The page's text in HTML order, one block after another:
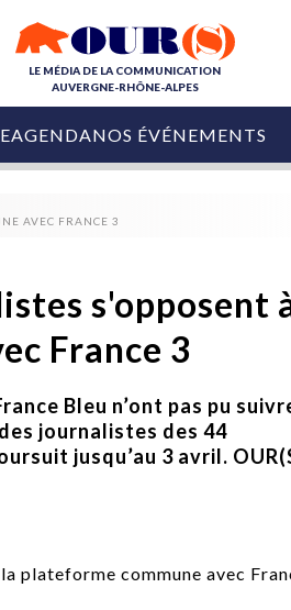
LE MÉDIA DE LA COMMUNICATION
AUVERGNE-RHÔNE-ALPES
lance
Trip
mise sur la
digital
saison autour
marketing et
la campagne.
AGENDANOS ÉVÉNEMENTS
OURS DU DIGITAL
LES RENDEZ-
AVEC FRANCE 3
s'opposent
France 3
Bleu n’ont pas pu
journalistes des 44
jusqu’au 3 avril.